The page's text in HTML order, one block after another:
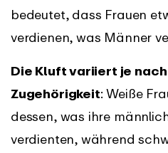
bedeutet, dass Frauen
verdienen, was Männer
Die Kluft variiert je nach
Zugehörigkeit: Weiße
dessen, was ihre
verdienten, während